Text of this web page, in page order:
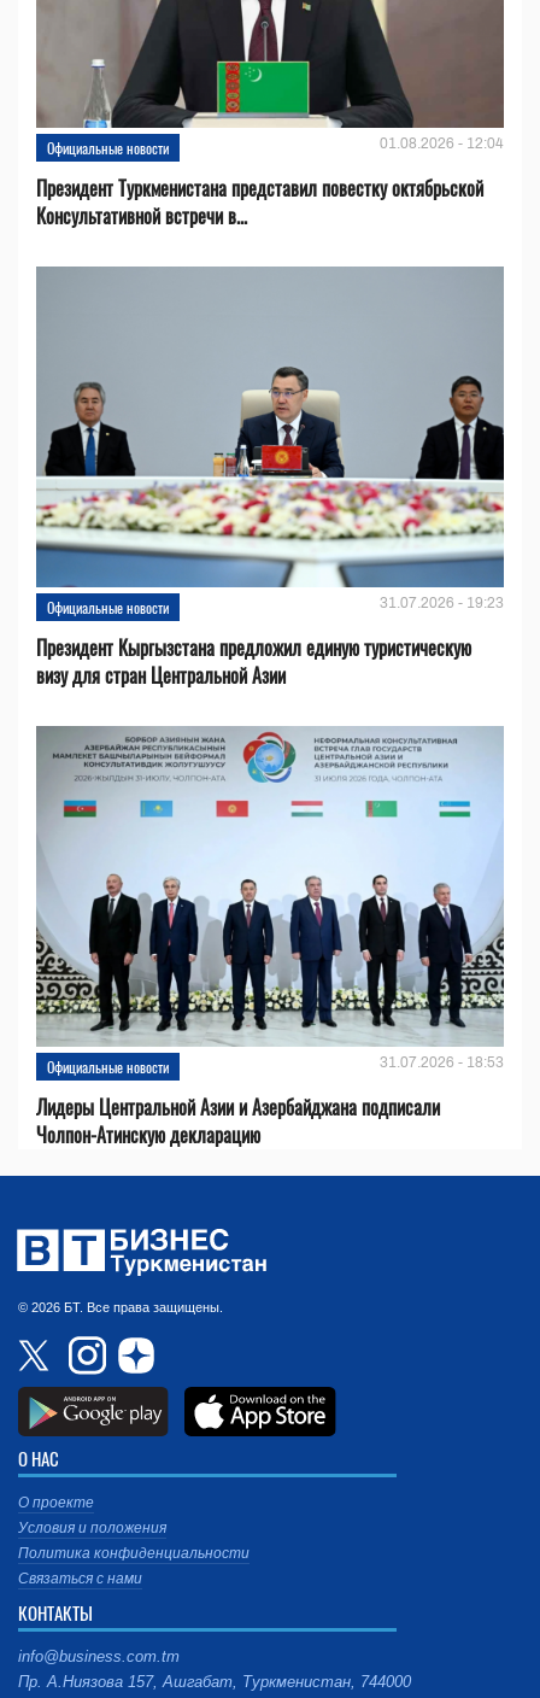
Официальные новости 01.08.2026 - 12:04
Президент Туркменистана представил повестку октябрьской
Консультативной встречи в...
Официальные новости 31.07.2026 - 19:23
Президент Кыргызстана предложил единую туристическую
визу для стран Центральной Азии
Официальные новости 31.07.2026 - 18:53
Лидеры Центральной Азии и Азербайджана подписали
Чолпон-Атинскую декларацию
© 2026 БТ. Все права защищены.
О НАС
О проекте
Условия и положения
Политика конфиденциальности
Связаться с нами
КОНТАКТЫ
info@business.com.tm
Пр. А.Ниязова 157, Ашгабат, Туркменистан, 744000